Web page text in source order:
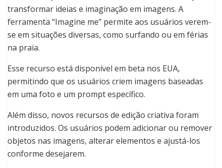
transformar ideias e imaginação em imagens. A
ferramenta “Imagine me” permite aos usuários verem-
se em situações diversas, como surfando ou em férias
na praia.
Esse recurso está disponível em beta nos EUA,
permitindo que os usuários criem imagens baseadas
em uma foto e um prompt específico.
Além disso, novos recursos de edição criativa foram
introduzidos. Os usuários podem adicionar ou remover
objetos nas imagens, alterar elementos e ajustá-los
conforme desejarem.